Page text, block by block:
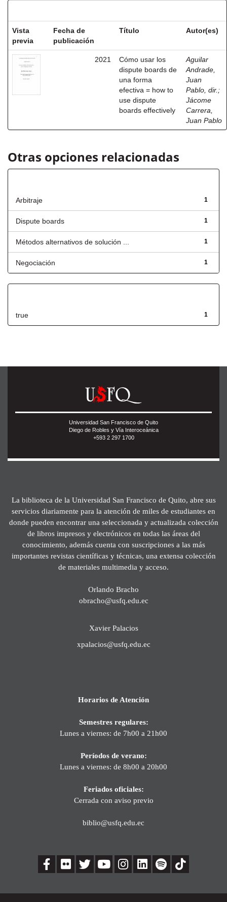
Vista
previa
Fecha de
publicación
Título Autor(es)
2021
Cómo usar los
dispute boards de
una forma
efectiva = how to
use dispute
boards effectively
Aguilar
Andrade,
Juan
Pablo, dir. ;
Jácome
Carrera,
Juan Pablo
Otras opciones relacionadas
1
Arbitraje
1
Dispute boards
1
Métodos alternativos de solución ...
1
Negociación
1
true
Universidad San Francisco de Quito
Diego de Robles y Vía Interoceánica
+593 2 297 1700
La biblioteca de la Universidad San Francisco de Quito, abre sus
servicios diariamente para la atención de miles de estudiantes en
donde pueden encontrar una seleccionada y actualizada colección
de libros impresos y electrónicos en todas las áreas del
conocimiento, además cuenta con suscripciones a las más
importantes revistas científicas y técnicas, una extensa colección
de materiales multimedia y acceso.
Orlando Bracho
obracho@usfq.edu.ec
Xavier Palacios
xpalacios@usfq.edu.ec
Horarios de Atención
Semestres regulares:
Lunes a viernes: de 7h00 a 21h00
Períodos de verano:
Lunes a viernes: de 8h00 a 20h00
Feriados oficiales:
Cerrada con aviso previo
biblio@usfq.edu.ec